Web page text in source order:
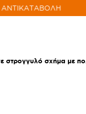
στρογγυλό σχήμα με